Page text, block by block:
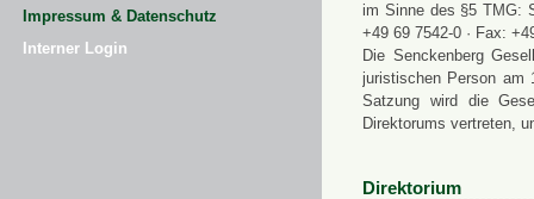
Impressum & Datenschutz
Interner Login
im Sinne des §5 TMG:
+49 69 7542-0 · Fax:
Die Senckenberg
juristischen Person am
Satzung wird die
Direktorums vertreten,
Direktorium